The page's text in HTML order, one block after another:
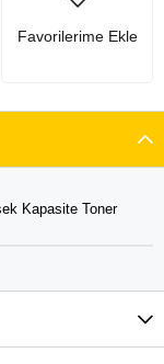
Favorilerime Ekle
Kapasite Toner